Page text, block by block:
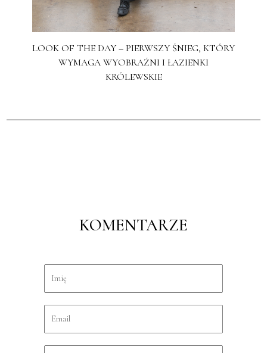
LOOK OF THE DAY – PIERWSZY ŚNIEG, KTÓRY
WYMAGA WYOBRAŹNI I ŁAZIENKI
KRÓLEWSKIE
KOMENTARZE